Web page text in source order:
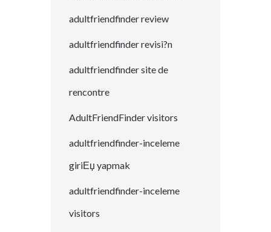
adultfriendfinder review
adultfriendfinder revisi?n
adultfriendfinder site de
rencontre
AdultFriendFinder visitors
adultfriendfinder-inceleme
giriЕџ yapmak
adultfriendfinder-inceleme
visitors